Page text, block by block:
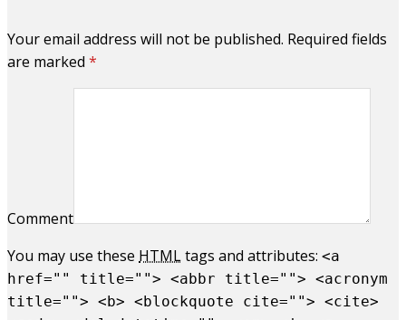
Your email address will not be published. Required fields
are marked *
Comment
You may use these HTMLtags and attributes: <a
href="" title=""> <abbr title=""> <acronym
title=""> <b> <blockquote cite=""> <cite>